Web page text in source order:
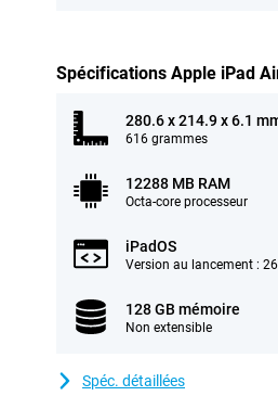
Spécifications Apple iPad
280.6 x 214.9 x 6.1
616 grammes
12288 MB RAM
Octa-core processeur
iPadOS
Version au lancement : 26
128 GB mémoire
Non extensible
Spéc. détaillées